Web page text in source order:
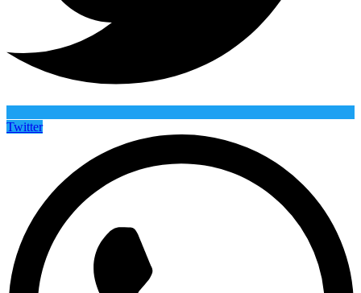
Twitter